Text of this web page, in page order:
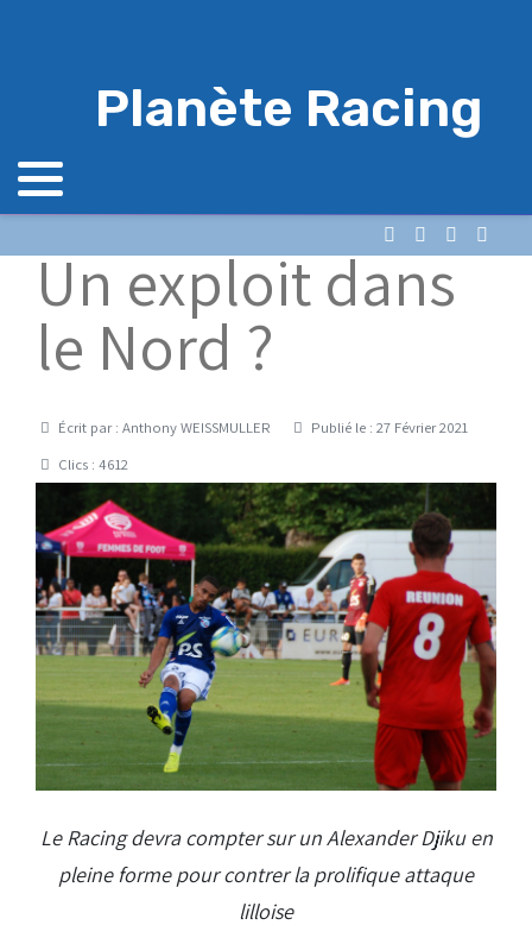
Planète Racing
Un exploit dans
le Nord ?
DétailsÉcrit par : Anthony WEISSMULLER
Publié le : 27 Février 2021
Clics : 4612
Le Racing devra compter sur un Alexander Djiku en
pleine forme pour contrer la prolifique attaque
lilloise